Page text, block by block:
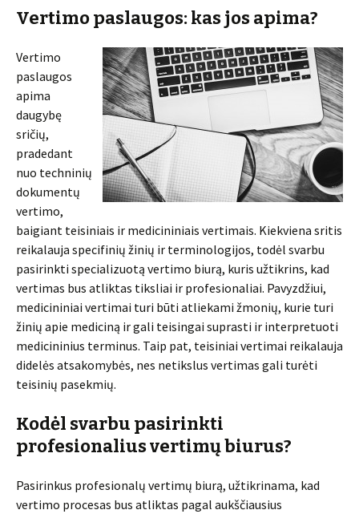
Vertimo paslaugos: kas jos apima?
Vertimo
paslaugos
apima
daugybę
sričių,
pradedant
nuo techninių
dokumentų
vertimo,
baigiant teisiniais ir medicininiais vertimais. Kiekviena sritis
reikalauja specifinių žinių ir terminologijos, todėl svarbu
pasirinkti specializuotą vertimo biurą, kuris užtikrins, kad
vertimas bus atliktas tiksliai ir profesionaliai. Pavyzdžiui,
medicininiai vertimai turi būti atliekami žmonių, kurie turi
žinių apie mediciną ir gali teisingai suprasti ir interpretuoti
medicininius terminus. Taip pat, teisiniai vertimai reikalauja
didelės atsakomybės, nes netikslus vertimas gali turėti
teisinių pasekmių.
Kodėl svarbu pasirinkti
profesionalius vertimų biurus?
Pasirinkus profesionalų vertimų biurą, užtikrinama, kad
vertimo procesas bus atliktas pagal aukščiausius